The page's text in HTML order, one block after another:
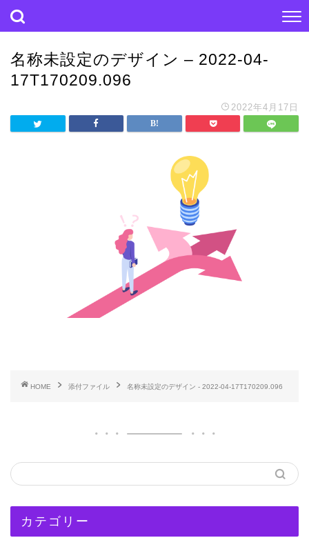
名称未設定のデザイン – 2022-04-
17T170209.096
2022年4月17日
HOME 添付ファイル 名称未設定のデザイン - 2022-04-17T170209.096
カテゴリー